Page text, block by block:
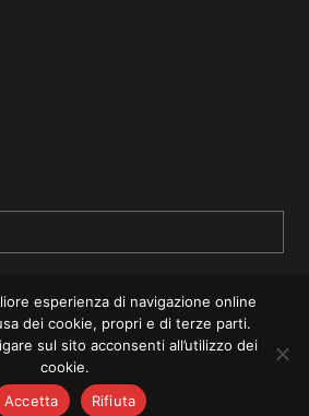
REBEL MAG —
POLICY
esperienza di navigazione online
dei cookie, propri e di terze parti.
sul sito acconsenti all’utilizzo dei
cookie.
Accetta
Rifiuta